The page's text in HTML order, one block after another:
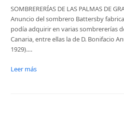
SOMBRERERÍAS DE LAS PALMAS DE
Anuncio del sombrero Battersby
podía adquirir en varias sombrererías
Canaria, entre ellas la de D. Bonifacio
1929).…
Leer más